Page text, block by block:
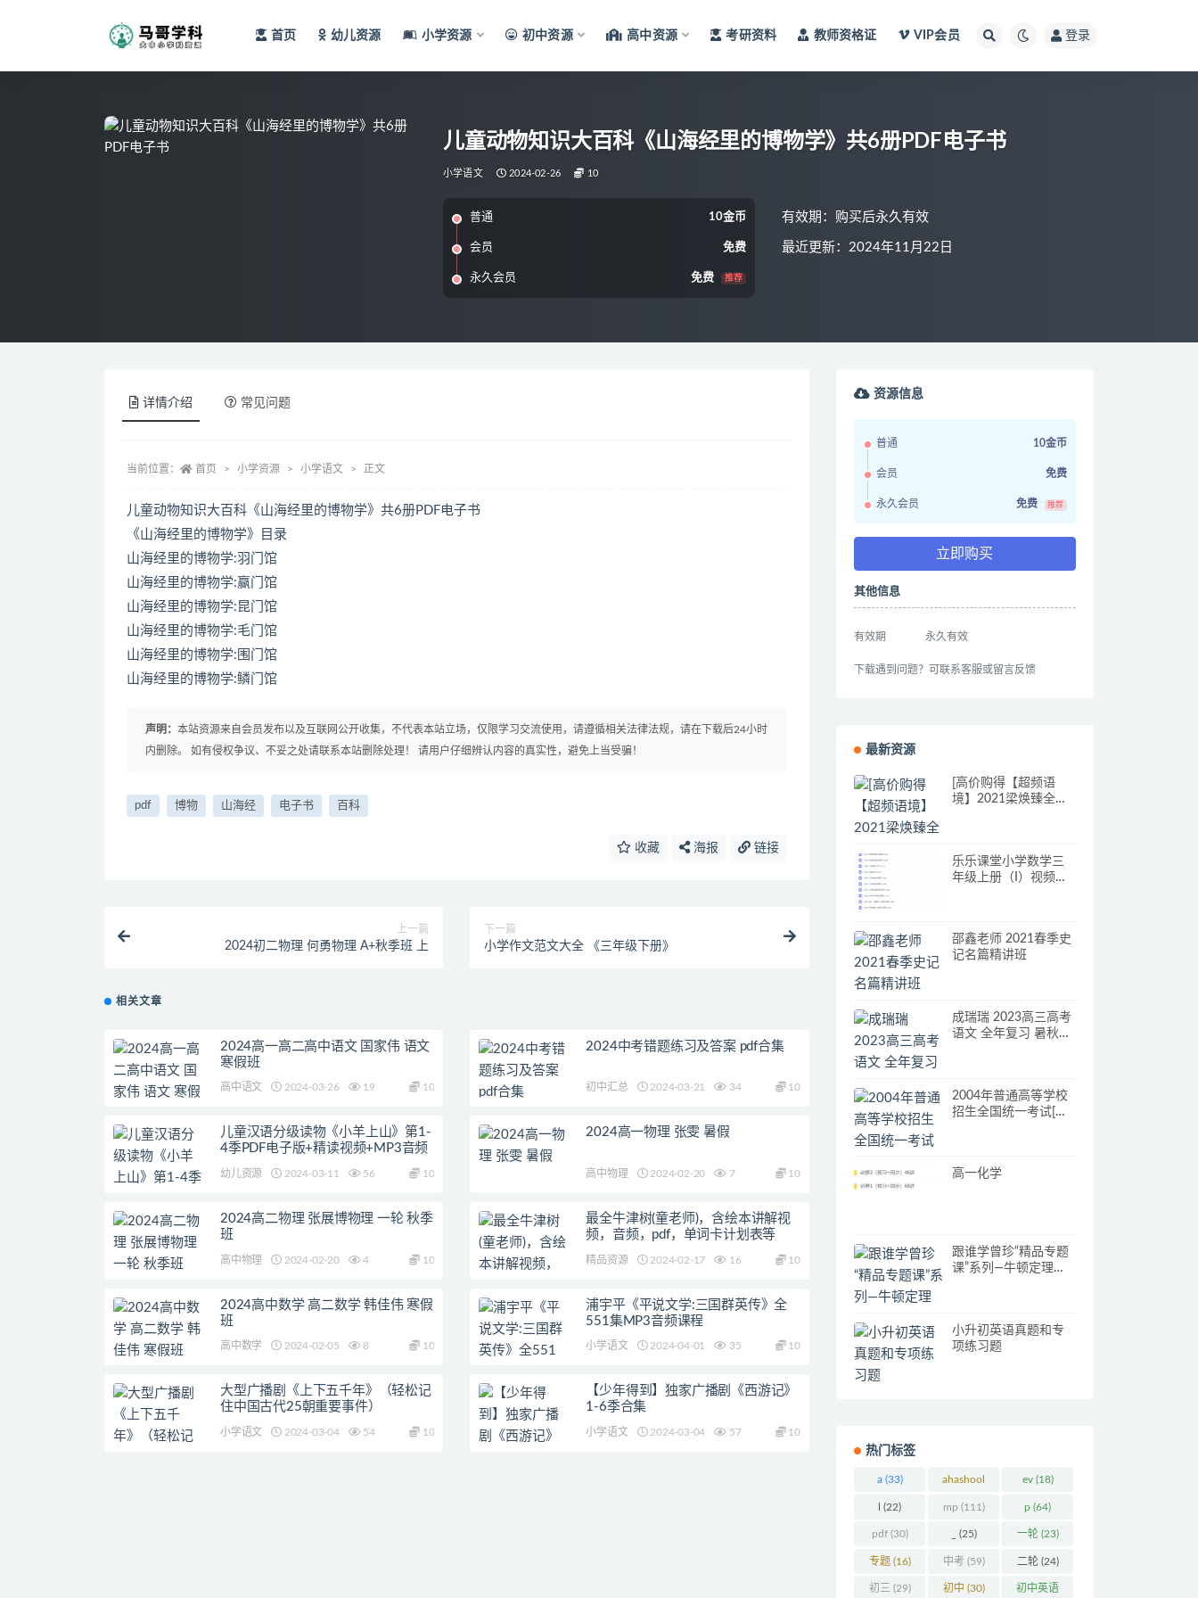
首页 幼儿资源 小学资源 初中资源 高中资源 考研资料 教师资格证 VIP会员 登录
儿童动物知识大百科《山海经里的博物学》共6册PDF电子书
小学语文 2024-02-26 10
普通 10金币
会员 免费
永久会员 免费 推荐
有效期：购买后永久有效
最近更新：2024年11月22日
详情介绍 常见问题
当前位置： 首页 小学资源 小学语文 正文
儿童动物知识大百科《山海经里的博物学》共6册PDF电子书
《山海经里的博物学》目录
山海经里的博物学:羽门馆
山海经里的博物学:赢门馆
山海经里的博物学:昆门馆
山海经里的博物学:毛门馆
山海经里的博物学:围门馆
山海经里的博物学:鳞门馆
声明： 本站资源来自会员发布以及互联网公开收集，不代表本站立场，仅限学习交流使用，请遵循相关法律法规，请在下载后24小时
内删除。 如有侵权争议、不妥之处请联系本站删除处理！ 请用户仔细辨认内容的真实性，避免上当受骗！
pdf 博物 山海经 电子书 百科
收藏 海报 链接
上一篇
2024初二物理 何勇物理 A+秋季班 上
下一篇
小学作文范文大全 《三年级下册》
相关文章
2024高一高二高中语文 国家伟 语文
寒假班
高中语文 2024-03-26 19 10
2024中考错题练习及答案 pdf合集
初中汇总 2024-03-21 34 10
儿童汉语分级读物《小羊上山》第1-
4季PDF电子版+精读视频+MP3音频
幼儿资源 2024-03-11 56 10
2024高一物理 张雯 暑假
高中物理 2024-02-20 7 10
2024高二物理 张展博物理 一轮 秋季
班
高中物理 2024-02-20 4 10
最全牛津树(童老师)，含绘本讲解视
频，音频，pdf，单词卡计划表等
精品资源 2024-02-17 16 10
2024高中数学 高二数学 韩佳伟 寒假
班
高中数学 2024-02-05 8 10
浦宇平《平说文学:三国群英传》全
551集MP3音频课程
小学语文 2024-04-01 35 10
大型广播剧《上下五千年》（轻松记
住中国古代25朝重要事件）
小学语文 2024-03-04 54 10
【少年得到】独家广播剧《西游记》
1-6季合集
小学语文 2024-03-04 57 10
资源信息
普通 10金币
会员 免费
永久会员 免费 推荐
立即购买
其他信息
有效期 永久有效
下载遇到问题？可联系客服或留言反馈
最新资源
[高价购得【超频语
境】2021梁焕臻全能
乐乐课堂小学数学三
年级上册（I）视频课
邵鑫老师 2021春季史
记名篇精讲班
成瑞瑞 2023高三高考
语文 全年复习 暑秋寒
2004年普通高等学校
招生全国统一考试[更
高一化学
跟谁学曾珍“精品专题
课”系列—牛顿定理
小升初英语真题和专
项练习题
热门标签
a(33) ahashool
(29)
ev(18)
(22) mp (111) p (64)
pdf(30) (25) 一轮(23)
专题 (16) 中考 (59) 二轮(24)
初三 (29) 初中 (30) 初中英语